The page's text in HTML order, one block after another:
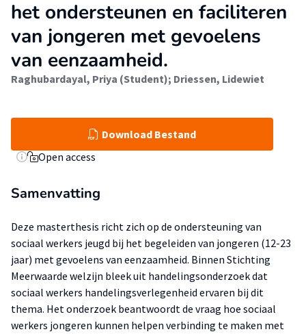
het ondersteunen en faciliteren
van jongeren met gevoelens
van eenzaamheid.
Raghubardayal, Priya (Student); Driessen, Lidewiet
Download Bestand
Open access
Samenvatting
Deze masterthesis richt zich op de ondersteuning van
sociaal werkers jeugd bij het begeleiden van jongeren (12-23
jaar) met gevoelens van eenzaamheid. Binnen Stichting
Meerwaarde welzijn bleek uit handelingsonderzoek dat
sociaal werkers handelingsverlegenheid ervaren bij dit
thema. Het onderzoek beantwoordt de vraag hoe sociaal
werkers jongeren kunnen helpen verbinding te maken met